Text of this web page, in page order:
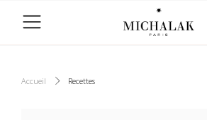
Accueil Recettes